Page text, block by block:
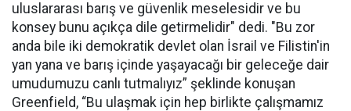
uluslararası barış ve güvenlik meselesidir ve bu
konsey bunu açıkça dile getirmelidir" dedi. "Bu zor
anda bile iki demokratik devlet olan İsrail ve Filistin'in
yan yana ve barış içinde yaşayacağı bir geleceğe dair
umudumuzu canlı tutmalıyız” şeklinde konuşan
Greenfield, “Bu ulaşmak için hep birlikte çalışmamız